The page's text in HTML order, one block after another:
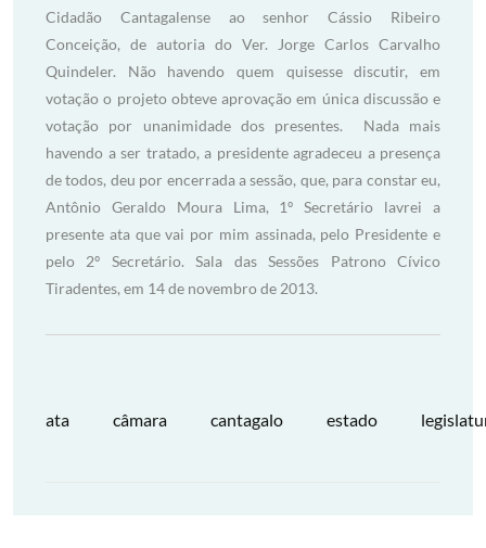
Cidadão Cantagalense ao senhor Cássio Ribeiro
Conceição, de autoria do Ver. Jorge Carlos Carvalho
Quindeler. Não havendo quem quisesse discutir, em
votação o projeto obteve aprovação em única discussão e
votação por unanimidade dos presentes. Nada mais
havendo a ser tratado, a presidente agradeceu a presença
de todos, deu por encerrada a sessão, que, para constar eu,
Antônio Geraldo Moura Lima, 1º Secretário lavrei a
presente ata que vai por mim assinada, pelo Presidente e
pelo 2º Secretário. Sala das Sessões Patrono Cívico
Tiradentes, em 14 de novembro de 2013.
ata câmara cantagalo estado